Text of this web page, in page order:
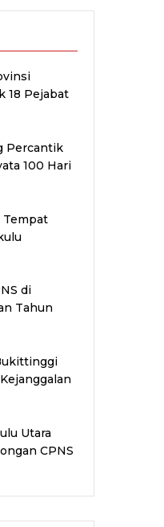
18 Pejabat
Percantik
100 Hari
Dan
Kota
Tempat
di
Tahun
Bawah
Barat
Utara
CPNS
Jumlah